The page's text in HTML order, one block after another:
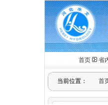
首页 省
当前位置： 首